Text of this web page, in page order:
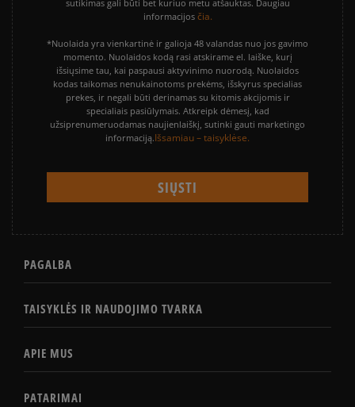
sutikimas gali būti bet kuriuo metu atšauktas. Daugiau
informacijos čia.
*Nuolaida yra vienkartinė ir galioja 48 valandas nuo jos gavimo
momento. Nuolaidos kodą rasi atskirame el. laiške, kurį
išsiųsime tau, kai paspausi aktyvinimo nuorodą. Nuolaidos
kodas taikomas nenukainotoms prekėms, išskyrus specialias
prekes, ir negali būti derinamas su kitomis akcijomis ir
specialiais pasiūlymais. Atkreipk dėmesį, kad
užsiprenumeruodamas naujienlaiškį, sutinki gauti marketingo
informaciją.Išsamiau – taisyklėse.
PAGALBA
TAISYKLĖS IR NAUDOJIMO TVARKA
APIE MUS
PATARIMAI